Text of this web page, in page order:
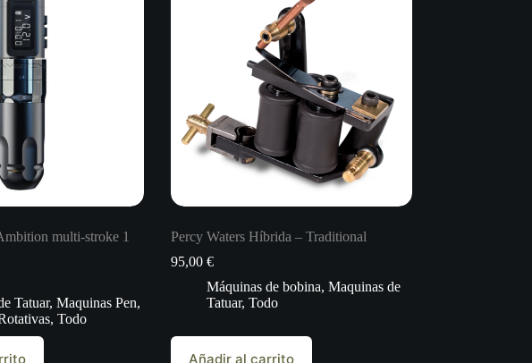
multi-stroke 1
Tatuar, Maquinas Pen,
, Todo
Percy Waters Híbrida – Traditional
95,00 €
Máquinas de bobina, Maquinas de
Tatuar, Todo
Añadir al carrito